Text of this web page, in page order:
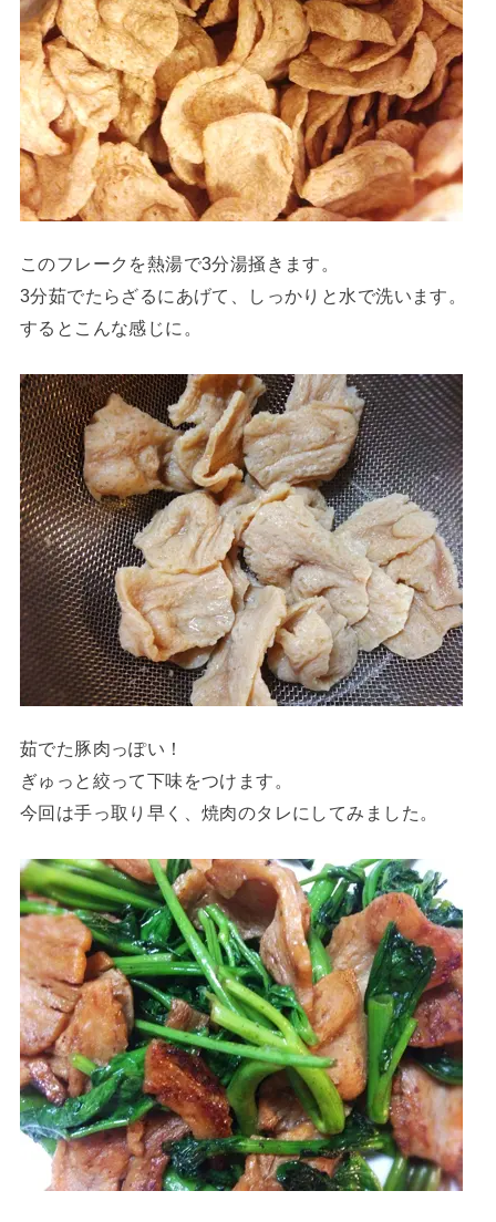
このフレークを熱湯で3分湯掻きます。
3分茹でたらざるにあげて、しっかりと水で洗います。
するとこんな感じに。
茹でた豚肉っぽい！
ぎゅっと絞って下味をつけます。
今回は手っ取り早く、焼肉のタレにしてみました。